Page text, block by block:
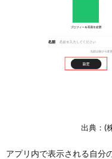
出典：(
アプリ内で表示される自分